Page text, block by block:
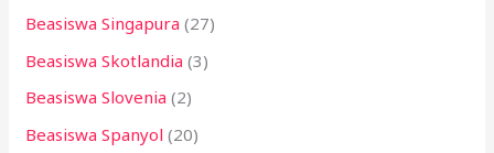
Beasiswa Singapura (27)
Beasiswa Skotlandia (3)
Beasiswa Slovenia (2)
Beasiswa Spanyol (20)